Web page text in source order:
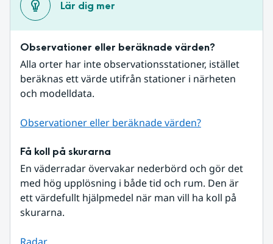
Lär dig mer
Observationer eller beräknade värden?
Alla orter har inte observationsstationer, istället
beräknas ett värde utifrån stationer i närheten
och modelldata.
Observationer eller beräknade värden?
Få koll på skurarna
En väderradar övervakar nederbörd och gör det
med hög upplösning i både tid och rum. Den är
ett värdefullt hjälpmedel när man vill ha koll på
skurarna.